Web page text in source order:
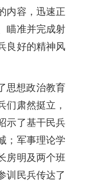
内容，迅速正
瞄准并完成射
良好的精神风
思想政治教育
们肃然挺立，
示了基干民兵
；军事理论学
房明及两个班
训民兵传达了